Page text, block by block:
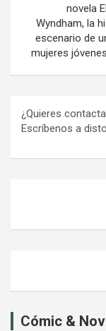
novela
Wyndham, la
escenario de
mujeres
¿Quieres
Escríbenos a
Cómic &